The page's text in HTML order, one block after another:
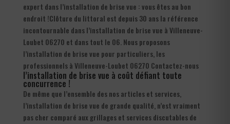
expert dans l’installation de brise vue : vous êtes au bon
endroit !Clôture du littoral est depuis 30 ans la référence
incontournable dans l’installation de brise vue à Villeneuve-
Loubet 06270 et dans tout le 06. Nous proposons
l’installation de brise vue pour particuliers, les
professionnels à Villeneuve-Loubet 06270 Contactez-nous
l’installation de brise vue à coût défiant toute
concurrence !
De même que l’ensemble des nos articles et services,
l’installation de brise vue de grande qualité, n’est vraiment
pas cher comparé aux grillages et services discutables de